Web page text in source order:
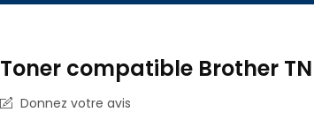
Toner compatible Brother
Donnez votre avis